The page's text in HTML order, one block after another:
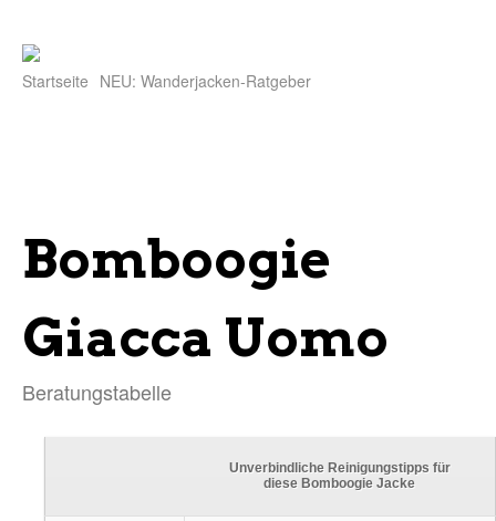
Startseite NEU: Wanderjacken-Ratgeber
Bomboogie
Giacca Uomo
Beratungstabelle
Unverbindliche Reinigungstipps für
diese Bomboogie Jacke